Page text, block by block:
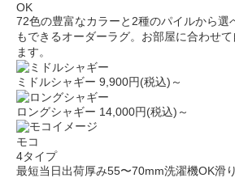
OK
72色の豊富なカラーと2種のパイルから選
もできるオーダーラグ。お部屋に合わせ
ます。
ミドルシャギー 9,900円(税込)～
ロングシャギー 14,000円(税込)～
モコ
4タイプ
最短当日出荷厚み55〜70mm洗濯機OK滑